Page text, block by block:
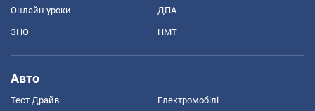
Онлайн уроки ДПА
ЗНО НМТ
Авто
Тест Драйв Електромобілі